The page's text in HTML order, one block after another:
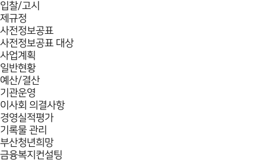
입찰/고시
제규정
사전정보공표
사전정보공표 대상
사업계획
일반현황
예산/결산
기관운영
이사회 의결사항
경영실적평가
기록물 관리
부산청년희망
금융복지컨설팅